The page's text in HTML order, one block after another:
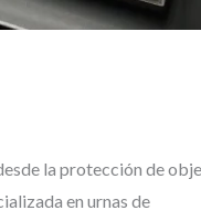
la protección de
en urnas de